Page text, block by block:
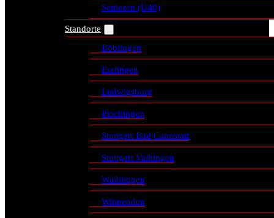
Senioren (Ü40)
Standorte
Böblingen
Esslingen
Ludwigsburg
Plochingen
Stuttgart Bad Cannstatt
Stuttgart Vaihingen
Waiblingen
Winnenden